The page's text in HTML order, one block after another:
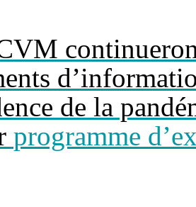
de la
programme